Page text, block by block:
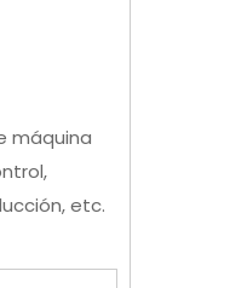
máquina
etc.